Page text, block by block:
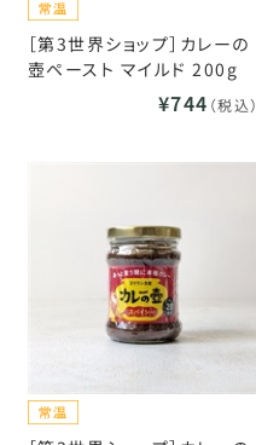
［第3世界ショップ］カレーの
壺ペースト マイルド 200g
¥744 （税込）